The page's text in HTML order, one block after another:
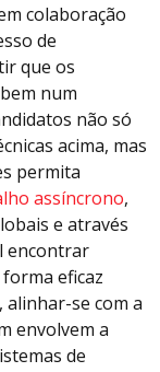
colaboração
de
que os
num
não só
acima, mas
permita
assíncrono,
e através
encontrar
eficaz
se com a
envolvem a
de